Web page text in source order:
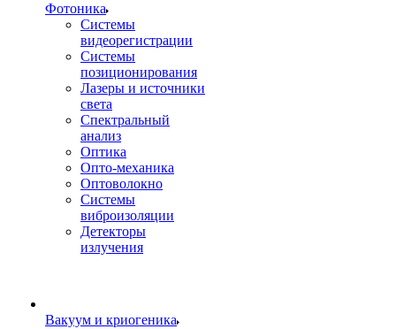
Фотоника
Cистемы
видеорегистрации
Системы
позиционирования
Лазеры и источники
света
Спектральный
анализ
Оптика
Опто-механика
Оптоволокно
Системы
виброизоляции
Детекторы
излучения
Вакуум и криогеника